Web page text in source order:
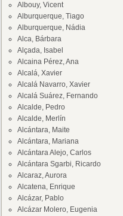
Albouy, Vicent
Alburquerque, Tiago
Alburquerque, Nádia
Alca, Bárbara
Alçada, Isabel
Alcaina Pérez, Ana
Alcalá, Xavier
Alcalá Navarro, Xavier
Alcalá Suárez, Fernando
Alcalde, Pedro
Alcalde, Merlín
Alcántara, Maite
Alcántara, Mariana
Alcántara Alejo, Carlos
Alcántara Sgarbi, Ricardo
Alcaraz, Aurora
Alcatena, Enrique
Alcázar, Pablo
Alcázar Molero, Eugenia